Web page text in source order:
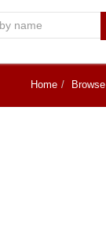
Home Browse